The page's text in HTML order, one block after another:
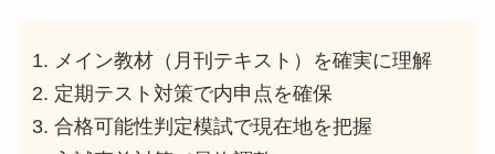
メイン教材（月刊テキスト）を確実に理解
定期テスト対策で内申点を確保
合格可能性判定模試で現在地を把握